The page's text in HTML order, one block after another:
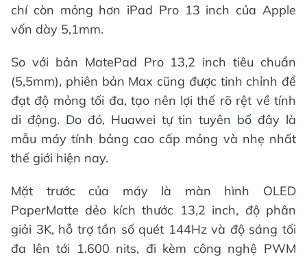
chí còn mỏng hơn iPad Pro 13 inch của Apple
vốn dày 5,1mm.
So với bản MatePad Pro 13,2 inch tiêu chuẩn
(5,5mm), phiên bản Max cũng được tinh chỉnh để
đạt độ mỏng tối đa, tạo nên lợi thế rõ rệt về tính
di động. Do đó, Huawei tự tin tuyên bố đây là
mẫu máy tính bảng cao cấp mỏng và nhẹ nhất
thế giới hiện nay.
Mặt trước của máy là màn hình OLED
PaperMatte dẻo kích thước 13,2 inch, độ phân
giải 3K, hỗ trợ tần số quét 144Hz và độ sáng tối
đa lên tới 1.600 nits, đi kèm công nghệ PWM